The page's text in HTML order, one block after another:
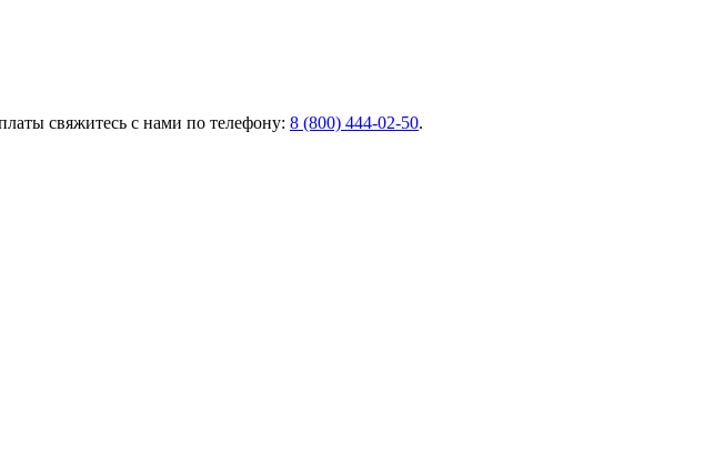
свяжитесь с нами по телефону: 8 (800) 444-02-50.